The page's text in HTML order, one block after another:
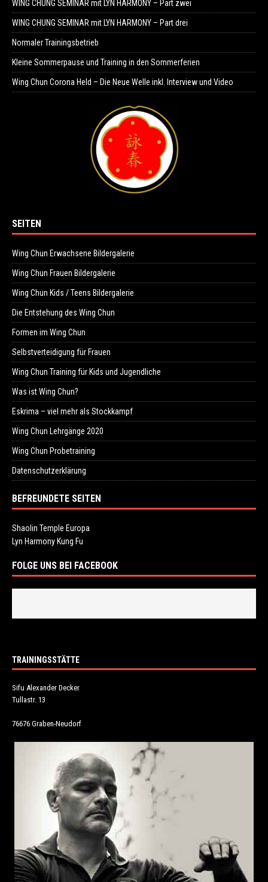
WING CHUNG SEMINAR mit LYN HARMONY – Part zwei
WING CHUNG SEMINAR mit LYN HARMONY – Part drei
Normaler Trainingsbetrieb
Kleine Sommerpause und Training in den Sommerferien
Wing Chun Corona Held – Die Neue Welle inkl. Interview und Video
SEITEN
Wing Chun Erwachsene Bildergalerie
Wing Chun Frauen Bildergalerie
Wing Chun Kids / Teens Bildergalerie
Die Entstehung des Wing Chun
Formen im Wing Chun
Selbstverteidigung für Frauen
Wing Chun Training für Kids und Jugendliche
Was ist Wing Chun?
Eskrima – viel mehr als Stockkampf
Wing Chun Lehrgänge 2020
Wing Chun Probetraining
Datenschutzerklärung
BEFREUNDETE SEITEN
Shaolin Temple Europa
Lyn Harmony Kung Fu
FOLGE UNS BEI FACEBOOK
TRAININGSSTÄTTE
Sifu Alexander Decker
Tullastr. 13
76676 Graben-Neudorf